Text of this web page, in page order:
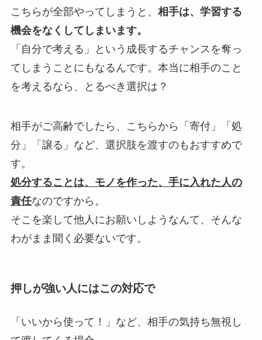
こちらが全部やってしまうと、 相手は、学習する
機会をなくしてしまいます。
「自分で考える」という成長するチャンスを奪っ
てしまうことにもなるんです。本当に相手のこと
を考えるなら、とるべき選択は？
相手がご高齢でしたら、こちらから「寄付」「処
分」「譲る」など、選択肢を渡すのもおすすめで
す。
処分することは、モノを作った、手に入れた人の
責任なのですから。
そこを楽して他人にお願いしようなんて、そんな
わがまま聞く必要ないです。
押しが強い人にはこの対応で
「いいから使って！」など、相手の気持ち無視し